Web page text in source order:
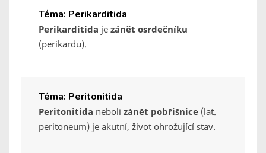
Téma: Perikarditida
Perikarditida je zánět osrdečníku
(perikardu).
Téma: Peritonitida
Peritonitida neboli zánět pobřišnice (lat.
peritoneum) je akutní, život ohrožující stav.